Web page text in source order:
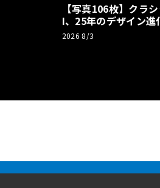
【写真106枚】クラ
I、25年のデザイン進
2026 8/3